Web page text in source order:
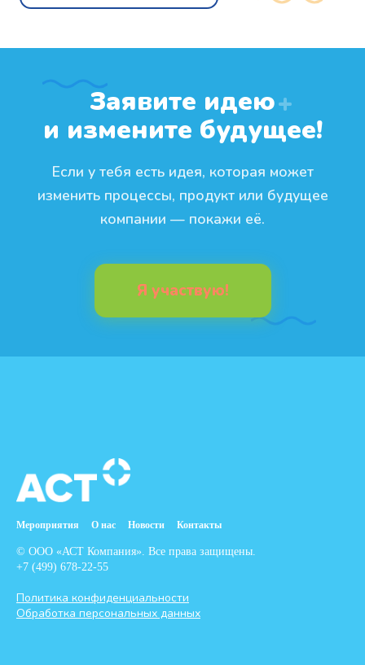
+
Заявите идею
и измените будущее!
Если у тебя есть идея, которая может
изменить процессы, продукт или будущее
компании — покажи её.
Я участвую!
Мероприятия О нас Новости Контакты
© ООО «АСТ Компания». Все права защищены.
+7 (499) 678-22-55
Политика конфиденциальности
Обработка персональных данных